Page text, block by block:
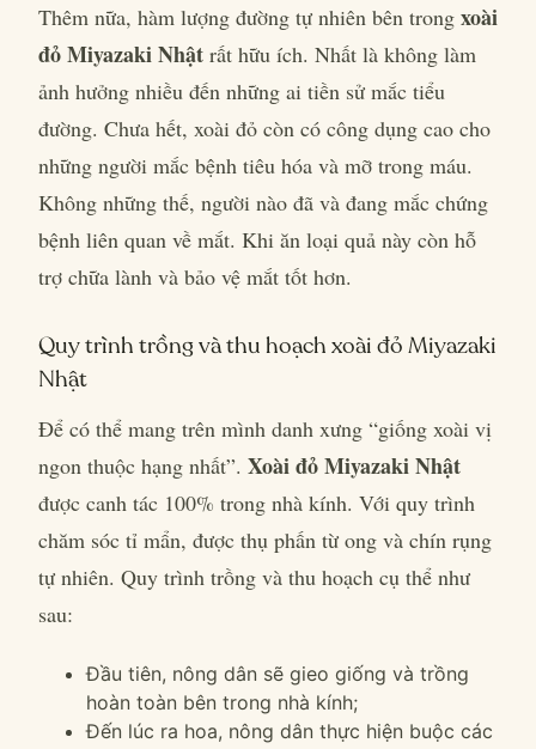
Thêm nữa, hàm lượng đường tự nhiên bên trong xoài
đỏ Miyazaki Nhật rất hữu ích. Nhất là không làm
ảnh hưởng nhiều đến những ai tiền sử mắc tiểu
đường. Chưa hết, xoài đỏ còn có công dụng cao cho
những người mắc bệnh tiêu hóa và mỡ trong máu.
Không những thế, người nào đã và đang mắc chứng
bệnh liên quan về mắt. Khi ăn loại quả này còn hỗ
trợ chữa lành và bảo vệ mắt tốt hơn.
Quy trình trồng và thu hoạch xoài đỏ Miyazaki
Nhật
Để có thể mang trên mình danh xưng “giống xoài vị
ngon thuộc hạng nhất”. Xoài đỏ Miyazaki Nhật
được canh tác 100% trong nhà kính. Với quy trình
chăm sóc tỉ mẩn, được thụ phấn từ ong và chín rụng
tự nhiên. Quy trình trồng và thu hoạch cụ thể như
sau:
Đầu tiên, nông dân sẽ gieo giống và trồng
hoàn toàn bên trong nhà kính;
Đến lúc ra hoa, nông dân thực hiện buộc các